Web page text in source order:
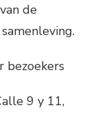
de
bezoekers
9 y 11,